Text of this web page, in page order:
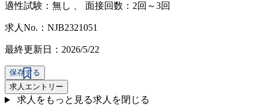
適性試験： 無し 面接回数：2回～3回
求人No.：NJB2321051
最終更新日：2026/5/22
保存する
求人エントリー
求人をもっと見る求人を閉じる